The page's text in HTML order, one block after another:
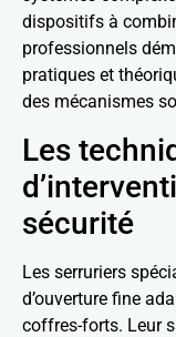
dispositifs à
professionnels
pratiques et
des mécanismes
Les
sécurité
Les serruriers
d’ouverture fine
coffres-forts. Leur